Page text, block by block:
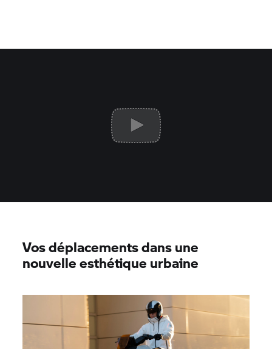
Vos déplacements dans une
nouvelle esthétique urbaine